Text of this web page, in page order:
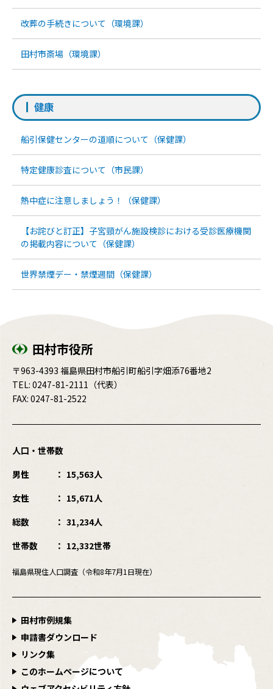
改葬の手続きについて（環境課）
田村市斎場（環境課）
健康
船引保健センターの道順について（保健課）
特定健康診査について（市民課）
熱中症に注意しましょう！（保健課）
【お詫びと訂正】子宮頸がん施設検診における受診医療機関
の掲載内容について（保健課）
世界禁煙デー・禁煙週間（保健課）
田村市役所
〒963-4393 福島県田村市船引町船引字畑添76番地2
TEL: 0247-81-2111 （代表）
FAX: 0247-81-2522
人口・世帯数
男性
15,563人
女性
15,671人
総数
31,234人
世帯数
12,332世帯
福島県現住人口調査（令和8年7月1日現在）
田村市例規集
申請書ダウンロード
リンク集
このホームページについて